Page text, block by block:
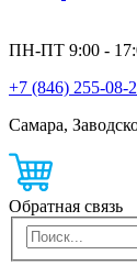
ПН-ПТ 9:00 -
+7 (846) 255-08-
Самара,
Обратная связь